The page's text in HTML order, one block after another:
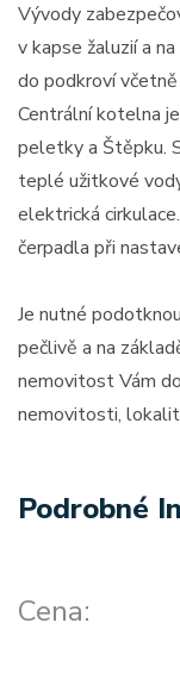
Vývody
v kapse žaluzií a
do podkroví
Centrální kotelna
peletky a Štěpku.
teplé užitkové
elektrická
čerpadla při
Je nutné
pečlivě a na
nemovitost Vám
nemovitosti,
Podrobné
Cena: